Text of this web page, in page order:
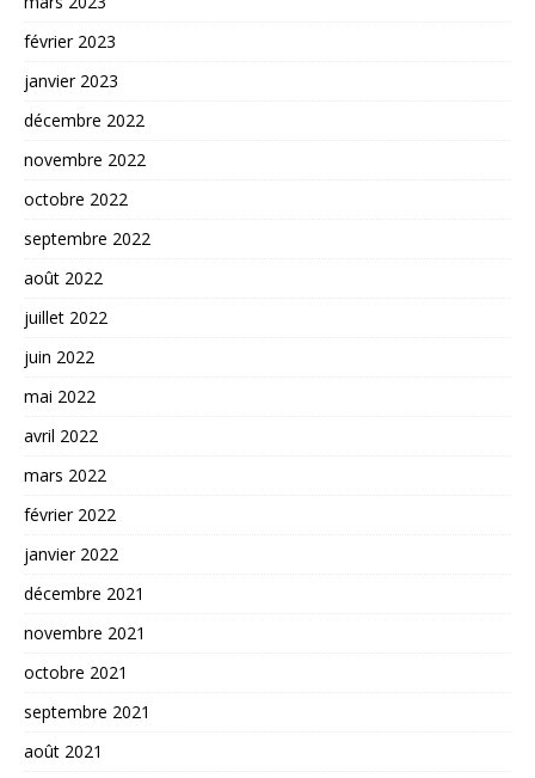
février 2023
janvier 2023
décembre 2022
novembre 2022
octobre 2022
septembre 2022
août 2022
juillet 2022
juin 2022
mai 2022
avril 2022
mars 2022
février 2022
janvier 2022
décembre 2021
novembre 2021
octobre 2021
septembre 2021
août 2021